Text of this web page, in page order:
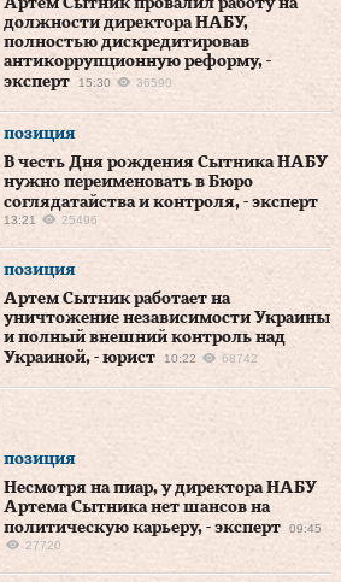
Артем Сытник провалил работу на
должности директора НАБУ,
полностью дискредитировав
антикоррупционную реформу, -
эксперт
15:30 36590
позиция
В честь Дня рождения Сытника НАБУ
нужно переименовать в Бюро
соглядатайства и контроля, - эксперт
13:21 25496
позиция
Артем Сытник работает на
уничтожение независимости Украины
и полный внешний контроль над
Украиной, - юрист
10:22 68742
позиция
Несмотря на пиар, у директора НАБУ
Артема Сытника нет шансов на
политическую карьеру, - эксперт
09:45
27720